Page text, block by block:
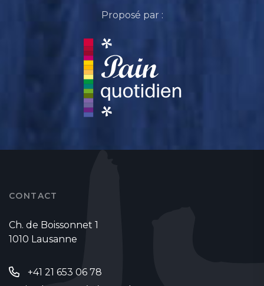
Proposé par :
CONTACT
Ch. de Boissonnet 1
1010 Lausanne
+41 21 653 06 78